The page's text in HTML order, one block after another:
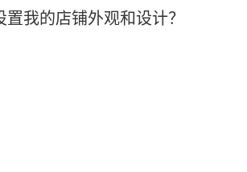
我的店铺外观和设计？